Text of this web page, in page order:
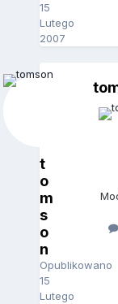
15
Lutego
2007
t
o
m
s
o
n
Opublikowano
15
Lutego